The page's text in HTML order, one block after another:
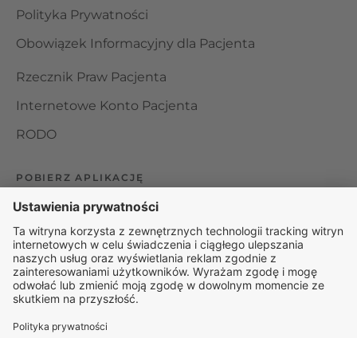
Polityka Prywatności
Obowiązek Informacyjny dla Pacjenta
Rzecznik Praw Pacjenta
Internetowe Konto Pacjenta
RODO
POBIERZ APLIKACJĘ
Organizator udzielania świadczeń telemedycznych jest
podmiotem leczniczym w rozumieniu ustawy z dnia 15
kwietnia 2011 roku o działalności leczniczej, wpisanym do
rejestru podmiotów wykonujących działalność leczniczą pod
numerem: 000000229172.